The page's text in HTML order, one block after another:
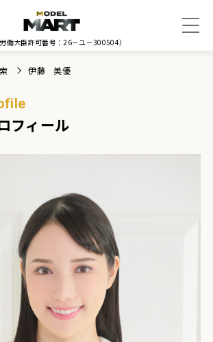
労働大臣許可番号：26－ユ－300504）
伊藤 美優
フィール